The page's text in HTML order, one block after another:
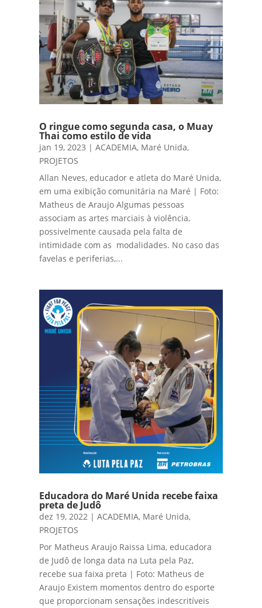
O ringue como segunda casa, o Muay
Thai como estilo de vida
jan 19, 2023 |ACADEMIA, Maré Unida,
PROJETOS
Allan Neves, educador e atleta do Maré Unida,
em uma exibição comunitária na Maré | Foto:
Matheus de Araujo Algumas pessoas
associam as artes marciais à violência,
possivelmente causada pela falta de
intimidade com as modalidades. No caso das
favelas e periferias,...
Educadora do Maré Unida recebe faixa
preta de Judô
dez 19, 2022 |ACADEMIA, Maré Unida,
PROJETOS
Por Matheus Araujo Raissa Lima, educadora
de Judô de longa data na Luta pela Paz,
recebe sua faixa preta | Foto: Matheus de
Araujo Existem momentos dentro do esporte
que proporcionam sensações indescritíveis